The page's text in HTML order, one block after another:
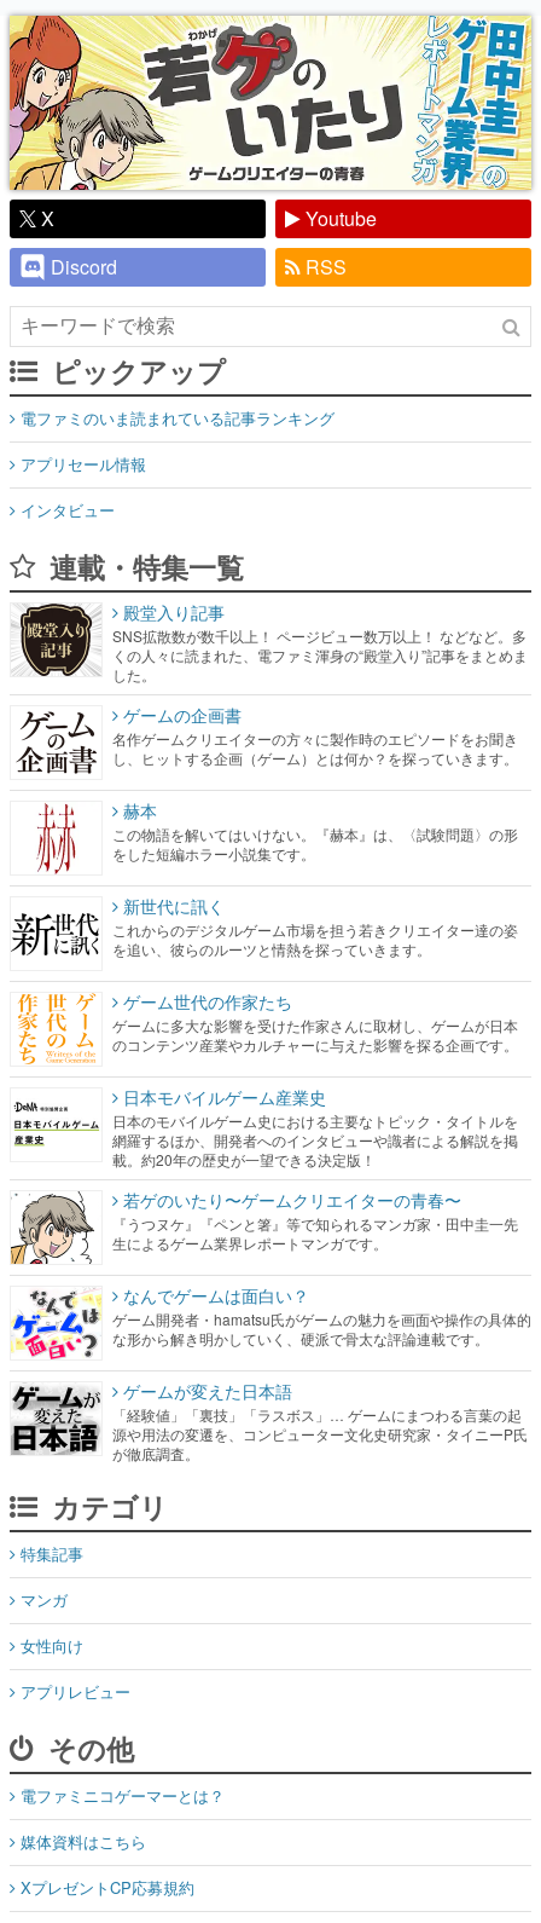
り】
X
Youtube
Discord
RSS
ピックアップ
電ファミのいま読まれている記事ランキング
アプリセール情報
インタビュー
連載・特集一覧
殿堂入り記事
SNS拡散数が数千以上！ ページビュー数万以上！ などなど。多
くの人々に読まれた、電ファミ渾身の“殿堂入り”記事をまとめま
した。
ゲームの企画書
名作ゲームクリエイターの方々に製作時のエピソードをお聞き
し、ヒットする企画（ゲーム）とは何か？を探っていきます。
赫本
この物語を解いてはいけない。『赫本』は、〈試験問題〉の形
をした短編ホラー小説集です。
新世代に訊く
これからのデジタルゲーム市場を担う若きクリエイター達の姿
を追い、彼らのルーツと情熱を探っていきます。
ゲーム世代の作家たち
ゲームに多大な影響を受けた作家さんに取材し、ゲームが日本
のコンテンツ産業やカルチャーに与えた影響を探る企画です。
日本モバイルゲーム産業史
日本のモバイルゲーム史における主要なトピック・タイトルを
網羅するほか、開発者へのインタビューや識者による解説を掲
載。約20年の歴史が一望できる決定版！
若ゲのいたり〜ゲームクリエイターの青春〜
『うつヌケ』『ペンと箸』等で知られるマンガ家・田中圭一先
生によるゲーム業界レポートマンガです。
なんでゲームは面白い？
ゲーム開発者・hamatsu氏がゲームの魅力を画面や操作の具体的
な形から解き明かしていく、硬派で骨太な評論連載です。
ゲームが変えた日本語
「経験値」「裏技」「ラスボス」… ゲームにまつわる言葉の起
源や用法の変遷を、コンピューター文化史研究家・タイニーP氏
が徹底調査。
カテゴリ
特集記事
マンガ
女性向け
アプリレビュー
その他
電ファミニコゲーマーとは？
媒体資料はこちら
XプレゼントCP応募規約